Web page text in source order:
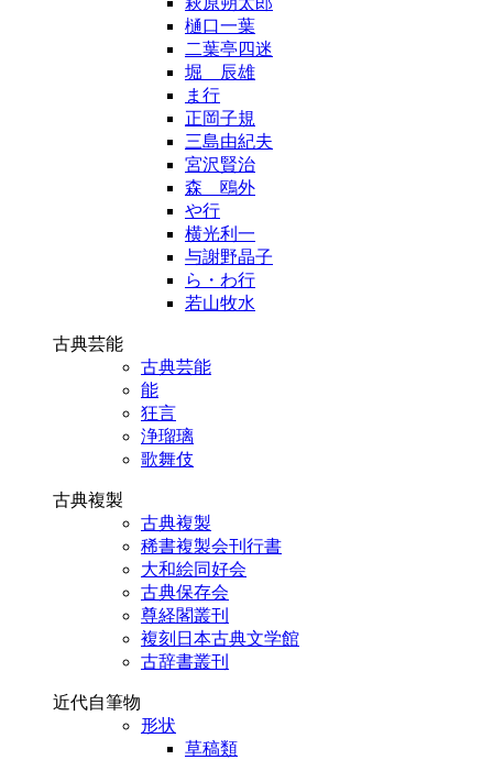
樋口一葉
二葉亭四迷
堀 辰雄
ま行
正岡子規
三島由紀夫
宮沢賢治
森 鴎外
や行
横光利一
与謝野晶子
ら・わ行
若山牧水
古典芸能
古典芸能
能
狂言
浄瑠璃
歌舞伎
古典複製
古典複製
稀書複製会刊行書
大和絵同好会
古典保存会
尊経閣叢刊
複刻日本古典文学館
古辞書叢刊
近代自筆物
形状
草稿類